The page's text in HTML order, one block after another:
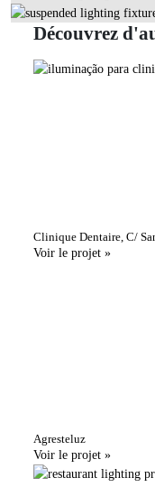
Découvrez
Clinique Dentaire, C/
Voir le projet »
Agresteluz
Voir le projet »